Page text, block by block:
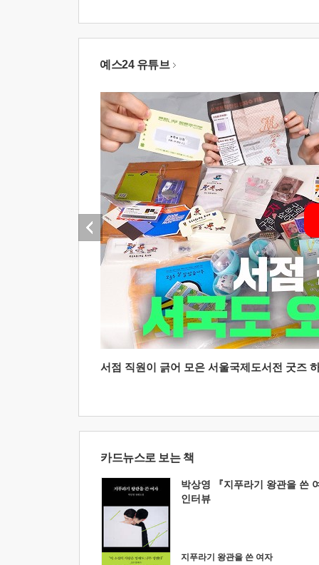
예스24 유튜브
서점 직원이 긁어 모은 서울국제도서전 굿즈
카드뉴스로 보는 책
박상영 『지푸라기 왕관을 쓴
인터뷰
지푸라기 왕관을 쓴 여자